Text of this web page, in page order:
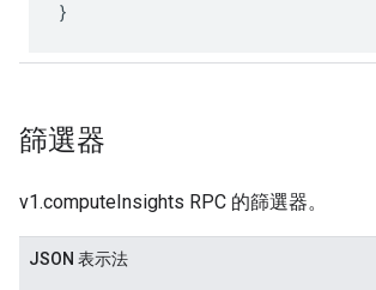
篩選器
v1.computeInsights RPC 的篩選器。
JSON 表示法